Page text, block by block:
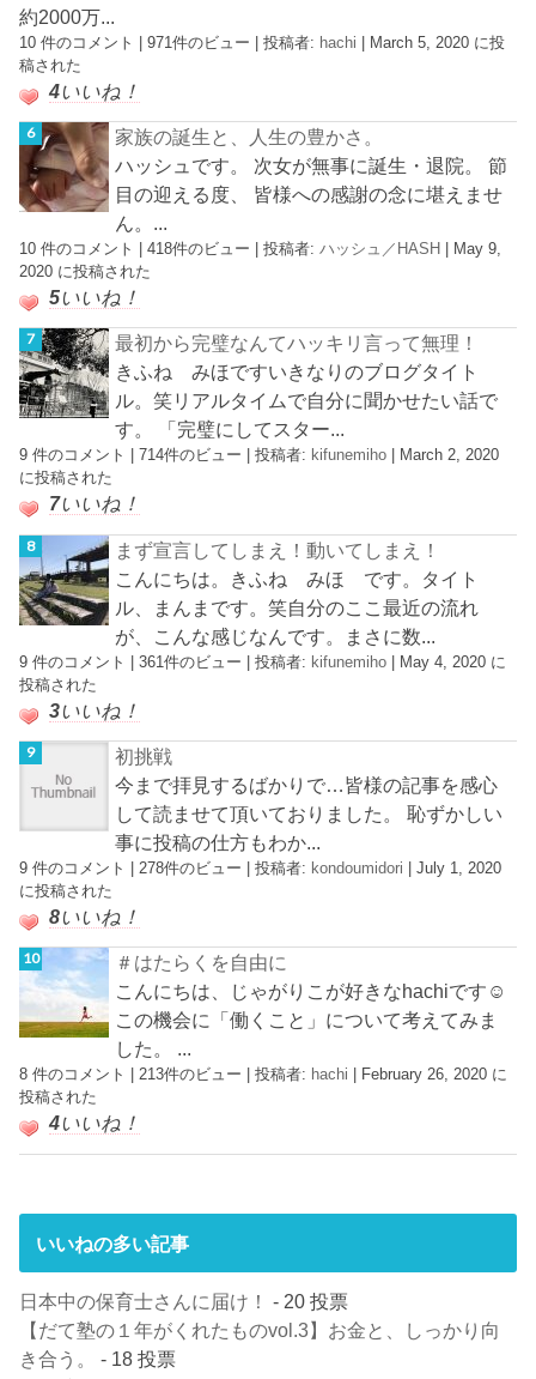
約2000万...
10 件のコメント |971件のビュー |投稿者: hachi | March 5, 2020 に投
稿された
4いいね！
家族の誕生と、人生の豊かさ。
ハッシュです。 次女が無事に誕生・退院。 節
目の迎える度、 皆様への感謝の念に堪えませ
ん。...
10 件のコメント |418件のビュー |投稿者:ハッシュ／HASH
May 9,
2020 に投稿された
5いいね！
最初から完璧なんてハッキリ言って無理！
きふね みほですいきなりのブログタイト
ル。笑リアルタイムで自分に聞かせたい話で
す。 「完璧にしてスター...
9 件のコメント |714件のビュー |投稿者: kifunemiho
March 2, 2020
に投稿された
7いいね！
まず宣言してしまえ！動いてしまえ！
こんにちは。きふね みほ です。タイト
ル、まんまです。笑自分のここ最近の流れ
が、こんな感じなんです。まさに数...
9 件のコメント |361件のビュー |投稿者: kifunemiho | May 4, 2020 に
投稿された
3いいね！
初挑戦
今まで拝見するばかりで…皆様の記事を感心
して読ませて頂いておりました。 恥ずかしい
事に投稿の仕方もわか...
9 件のコメント |278件のビュー |投稿者: kondoumidori |July 1, 2020
に投稿された
8いいね！
＃はたらくを自由に
こんにちは、じゃがりこが好きなhachiです☺︎
この機会に「働くこと」について考えてみま
した。 ...
8 件のコメント |213件のビュー |投稿者: hachi
February 26, 2020 に
投稿された
4いいね！
いいねの多い記事
日本中の保育士さんに届け！
- 20 投票
【だて塾の１年がくれたものvol.3】お金と、しっかり向
き合う。
- 18 投票